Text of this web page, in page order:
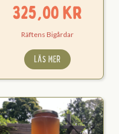
325,00kr
Räftens Bigårdar
LÄS MER